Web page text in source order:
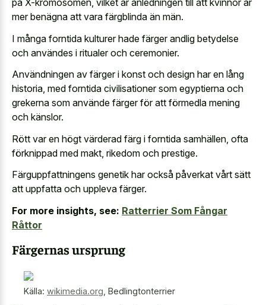
på X-kromosomen, vilket är anledningen till att kvinnor är
mer benägna att vara färgblinda än män.
I många forntida kulturer hade färger andlig betydelse
och användes i ritualer och ceremonier.
Användningen av färger i konst och design har en lång
historia, med forntida civilisationer som egyptierna och
grekerna som använde färger för att förmedla mening
och känslor.
Rött var en högt värderad färg i forntida samhällen, ofta
förknippad med makt, rikedom och prestige.
Färguppfattningens genetik har också påverkat vårt sätt
att uppfatta och uppleva färger.
For more insights, see: Ratterrier Som Fångar
Råttor
Färgernas ursprung
Källa: wikimedia.org Bedlingtonterrier